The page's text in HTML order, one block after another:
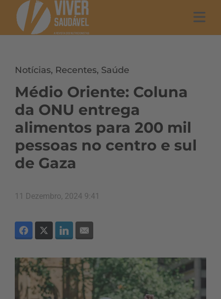
Notícias, Recentes, Saúde
Médio Oriente: Coluna
da ONU entrega
alimentos para 200 mil
pessoas no centro e sul
de Gaza
11 Dezembro, 2024 9:41